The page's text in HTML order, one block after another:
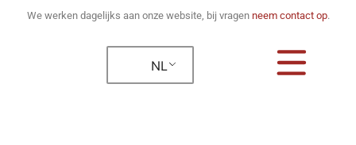
We werken dagelijks aan onze website, bij vragen neem contact op.
NL